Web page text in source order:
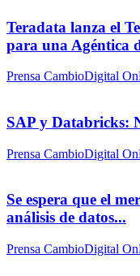
Teradata lanza el
para una Agéntica
Prensa CambioDigital
SAP y Databricks:
Prensa CambioDigital
Se espera que el
análisis de datos...
Prensa CambioDigital